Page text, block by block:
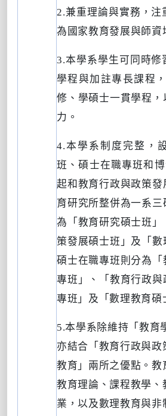
2.兼重理論與實務，注
為國家教育發展與師資
3.本學系學生可同時修
學程與加註專長課程
修、學碩士一貫學程，
力。
4.本學系制度完整，
班、碩士在職專班和博
起和教育行政與政策發
育研究所整併為一系
為「教育研究碩士班」
策發展碩士班」及「數
碩士在職專班則分為「
專班」、「教育行政與
專班」及「數理教育碩
5.本學系除維持「教育
亦結合「教育行政與政
教育」兩所之優點。教
教育理論、課程教學、
業，以及數理教育與非